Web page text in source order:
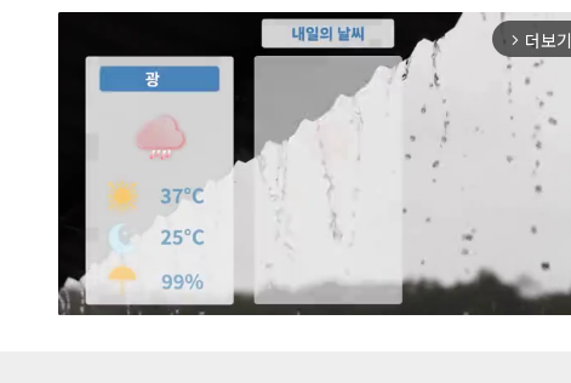
arrow_forward_ios 더보기